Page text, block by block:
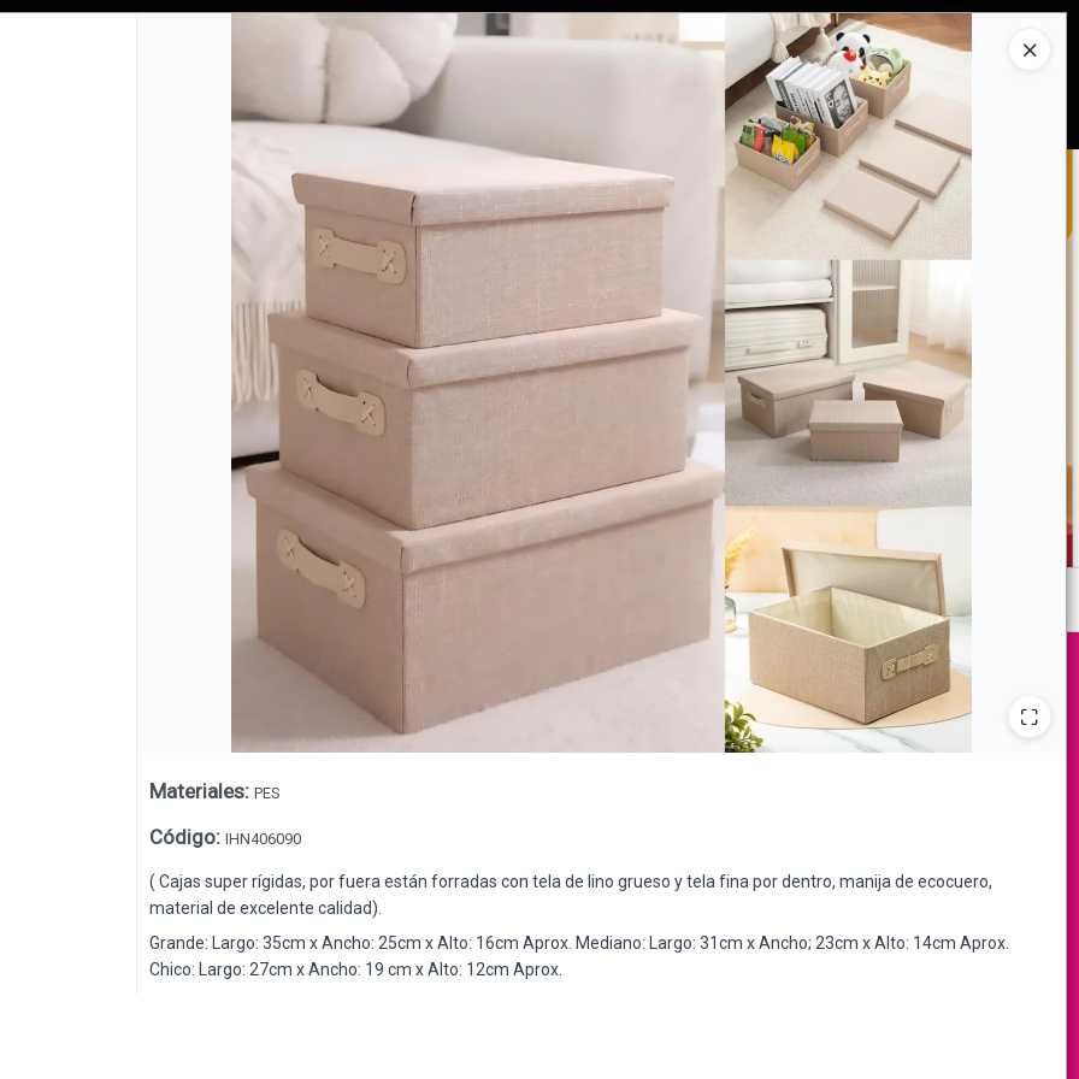
Materiales: PES
Código: IHN406090
( Cajas super rígidas, por fuera están forradas con tela de lino grueso y tela fina por dentro, manija de ecocuero,
material de excelente calidad).
Grande: Largo: 35cm x Ancho: 25cm x Alto: 16cm Aprox. Mediano: Largo: 31cm x Ancho; 23cm x Alto: 14cm Aprox.
Chico: Largo: 27cm x Ancho: 19 cm x Alto: 12cm Aprox.
MAYORISTAS
Ingresar a la Tienda
QUIÉNES SOMOS CONTACTO